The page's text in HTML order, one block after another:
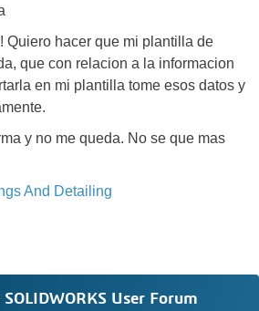
Quiero hacer que mi plantilla de
que con relacion a la informacion
en mi plantilla tome esos datos y
y no me queda. No se que mas
And Detailing
SOLIDWORKS User Forum